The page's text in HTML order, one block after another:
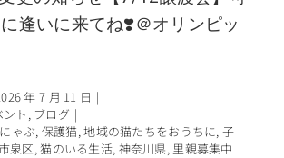
逢いに来てね❣️＠オリンピッ
年 7 月 11 日 |
ト , ブログ |
にゃぶ, 保護猫,地域の猫たちをおうちに,子
泉区,猫のいる生活, 神奈川県, 里親募集中